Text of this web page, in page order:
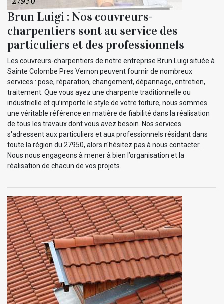
Brun Luigi : Nos couvreurs-
charpentiers sont au service des
particuliers et des professionnels
Les couvreurs-charpentiers de notre entreprise Brun Luigi située à
Sainte Colombe Pres Vernon peuvent fournir de nombreux
services : pose, réparation, changement, dépannage, entretien,
traitement. Que vous ayez une charpente traditionnelle ou
industrielle et qu’importe le style de votre toiture, nous sommes
une véritable référence en matière de fiabilité dans la réalisation
de tous les travaux dont vous avez besoin. Nos services
s'adressent aux particuliers et aux professionnels résidant dans
toute la région du 27950, alors n'hésitez pas à nous contacter.
Nous nous engageons à mener à bien l’organisation et la
réalisation de chacun de vos projets.